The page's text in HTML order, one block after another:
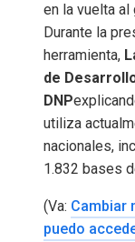
en la vuelta al
Durante la
herramienta,
de
DNP
utiliza
nacionales,
1.832 bases
(Va: Cambiar
puedo